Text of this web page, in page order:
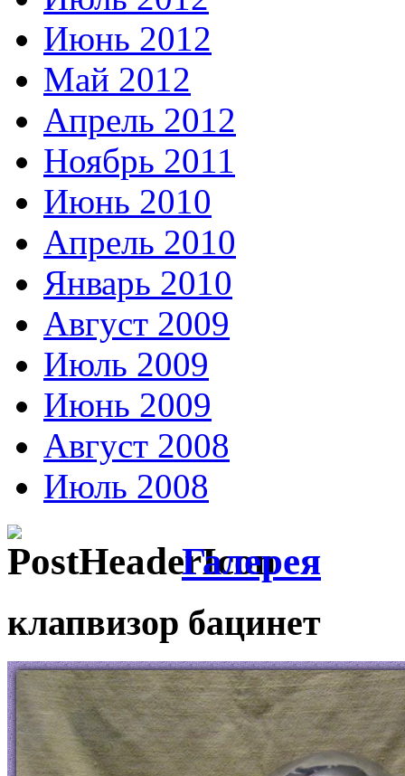
Июнь 2012
Май 2012
Апрель 2012
Ноябрь 2011
Июнь 2010
Апрель 2010
Январь 2010
Август 2009
Июль 2009
Июнь 2009
Август 2008
Июль 2008
Галерея
клапвизор бацинет